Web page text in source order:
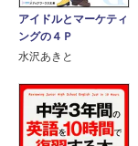
アイドルとマーケティ
ングの４Ｐ
水沢あきと